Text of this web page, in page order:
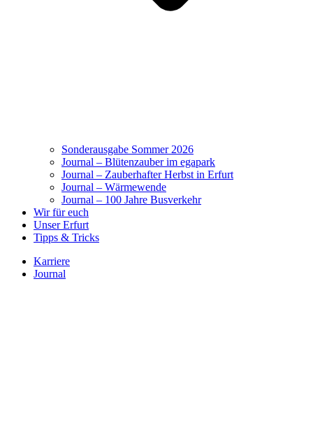
Sonderausgabe Sommer 2026
Journal – Blütenzauber im egapark
Journal – Zauberhafter Herbst in Erfurt
Journal – Wärmewende
Journal – 100 Jahre Busverkehr
Wir für euch
Unser Erfurt
Tipps & Tricks
Karriere
Journal